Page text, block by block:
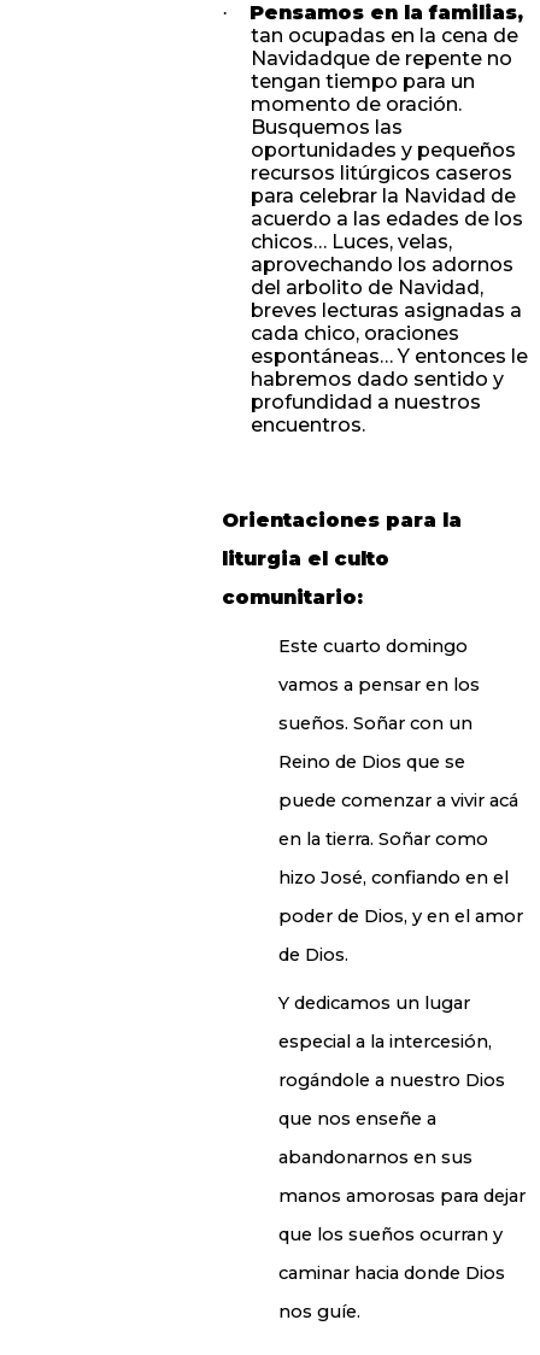
·
Pensamos en la familias,
tan ocupadas en la cena de
Navidadque de repente no
tengan tiempo para un
momento de oración.
Busquemos las
oportunidades y pequeños
recursos litúrgicos caseros
para celebrar la Navidad de
acuerdo a las edades de los
chicos… Luces, velas,
aprovechando los adornos
del arbolito de Navidad,
breves lecturas asignadas a
cada chico, oraciones
espontáneas… Y entonces le
habremos dado sentido y
profundidad a nuestros
encuentros.
Orientaciones para la
liturgia el culto
comunitario:
Este cuarto domingo
vamos a pensar en los
sueños. Soñar con un
Reino de Dios que se
puede comenzar a vivir acá
en la tierra. Soñar como
hizo José, confiando en el
poder de Dios, y en el amor
de Dios.
Y dedicamos un lugar
especial a la intercesión,
rogándole a nuestro Dios
que nos enseñe a
abandonarnos en sus
manos amorosas para dejar
que los sueños ocurran y
caminar hacia donde Dios
nos guíe.